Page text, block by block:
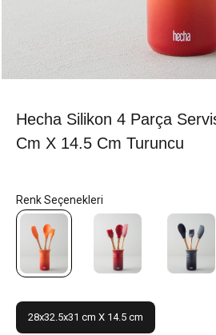
Hecha Silikon 4 Parça
Cm X 14.5 Cm Turuncu
28x32.5x31 cm X 14.5 cm